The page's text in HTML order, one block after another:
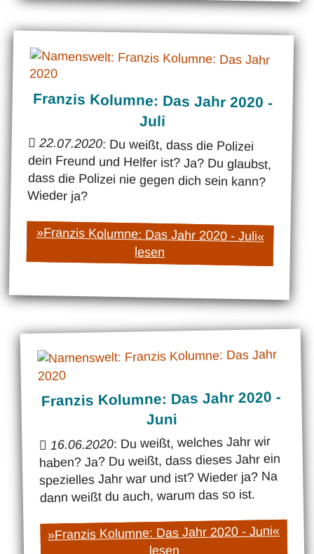
Franzis Kolumne: Das Jahr 2020 -
Juli
22.07.2020: Du weißt, dass die Polizei
dein Freund und Helfer ist? Ja? Du glaubst,
dass die Polizei nie gegen dich sein kann?
Wieder ja?
»Franzis Kolumne: Das Jahr 2020 - Juli«
lesen
Franzis Kolumne: Das Jahr 2020 -
Juni
16.06.2020: Du weißt, welches Jahr wir
haben? Ja? Du weißt, dass dieses Jahr ein
spezielles Jahr war und ist? Wieder ja? Na
dann weißt du auch, warum das so ist.
»Franzis Kolumne: Das Jahr 2020 - Juni«
lesen